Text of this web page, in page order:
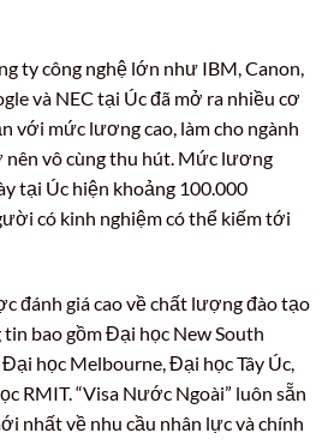
ty công nghệ lớn như IBM, Canon,
và NEC tại Úc đã mở ra nhiều cơ
với mức lương cao, làm cho ngành
vô cùng thu hút. Mức lương
tại Úc hiện khoảng 100.000
có kinh nghiệm có thể kiếm tới
đánh giá cao về chất lượng đào tạo
bao gồm Đại học New South
học Melbourne, Đại học Tây Úc,
RMIT. “Visa Nước Ngoài” luôn sẵn
nhất về nhu cầu nhân lực và chính